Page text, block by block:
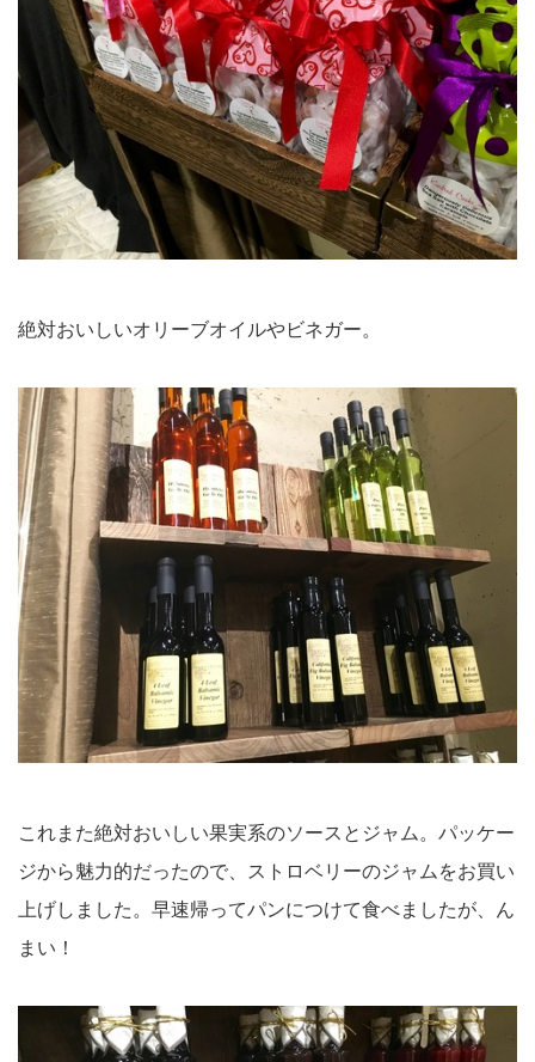
絶対おいしいオリーブオイルやビネガー。
これまた絶対おいしい果実系のソースとジャム。パッケー
ジから魅力的だったので、ストロベリーのジャムをお買い
上げしました。早速帰ってパンにつけて食べましたが、ん
まい！